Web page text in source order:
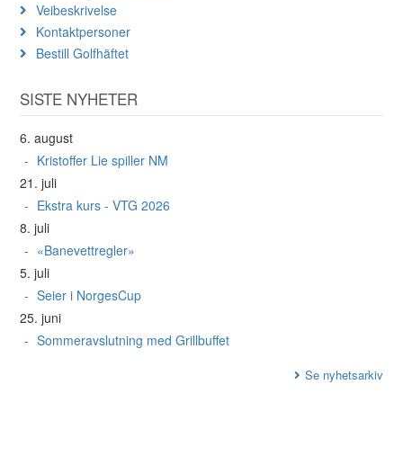
Veibeskrivelse
Kontaktpersoner
Bestill Golfhäftet
SISTE NYHETER
6. august
Kristoffer Lie spiller NM
21. juli
Ekstra kurs - VTG 2026
8. juli
«Banevettregler»
5. juli
Seier i NorgesCup
25. juni
Sommeravslutning med Grillbuffet
Se nyhetsarkiv